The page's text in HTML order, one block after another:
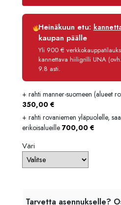
Luottoaika
Korko
Käsittelymaksu
Maksettava yhteensä
Heinäkuun etu:
kaupan päälle
Yli 900 €
kannettava hiiligrilli UNA
9.8 asti.
+ rahti manner-suomeen (alueet
350,00 €
+ rahti rovaniemen yläpuolelle,
erikoisalueille 700,00 €
Väri
Tarvetta asennukselle?